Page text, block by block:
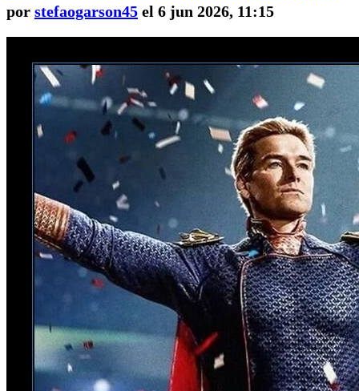
por stefaogarson45 el 6 jun 2026, 11:15